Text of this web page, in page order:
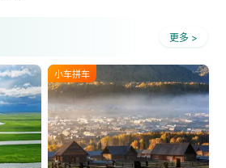
更多 >
小车拼车